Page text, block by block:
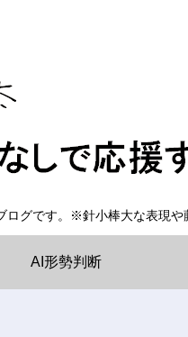
グです。※針小棒大な表現
AI形勢判断